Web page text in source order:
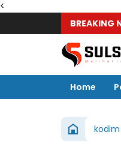
<
BREAKING
Home
kodim